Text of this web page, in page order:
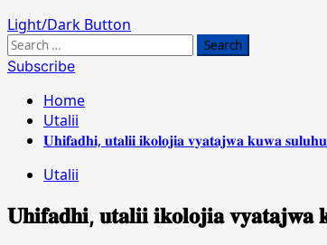
Light/Dark Button
Search
for:
Subscribe
Home
Utalii
𝐔𝐡𝐢𝐟𝐚𝐝𝐡𝐢, 𝐮𝐭𝐚𝐥𝐢𝐢 𝐢𝐤𝐨𝐥𝐨𝐣𝐢𝐚 𝐯𝐲𝐚𝐭𝐚𝐣𝐰𝐚 𝐤𝐮𝐰𝐚
Utalii
𝐔𝐡𝐢𝐟𝐚𝐝𝐡𝐢, 𝐮𝐭𝐚𝐥𝐢𝐢 𝐢𝐤𝐨𝐥𝐨𝐣𝐢𝐚